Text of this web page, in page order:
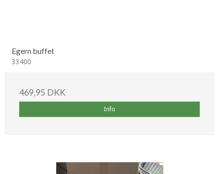
Egern buffet
33400
469,95 DKK
Info